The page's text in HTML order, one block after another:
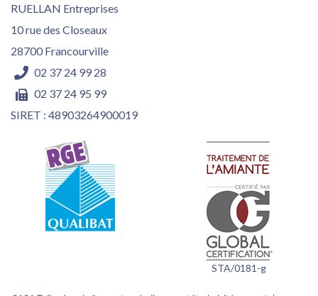
RUELLAN Entreprises
10 rue des Closeaux
28700 Francourville
02 37 24 99 28
02 37 24 95 99
SIRET : 48903264900019
STA/0181-g